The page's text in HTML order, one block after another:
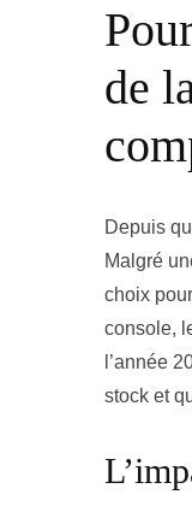
de
Depuis
Malgré
choix
console,
l’année
stock et